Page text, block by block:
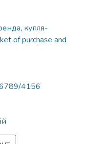
, купля-
of purchase and
4156